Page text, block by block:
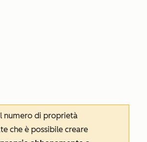
numero di proprietà
che è possibile creare